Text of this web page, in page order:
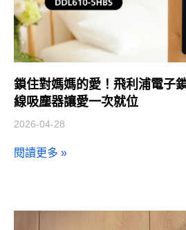
鎖住對媽媽的愛！飛利浦電子
線吸塵器讓愛一次就位
2026-04-28
閱讀更多 »